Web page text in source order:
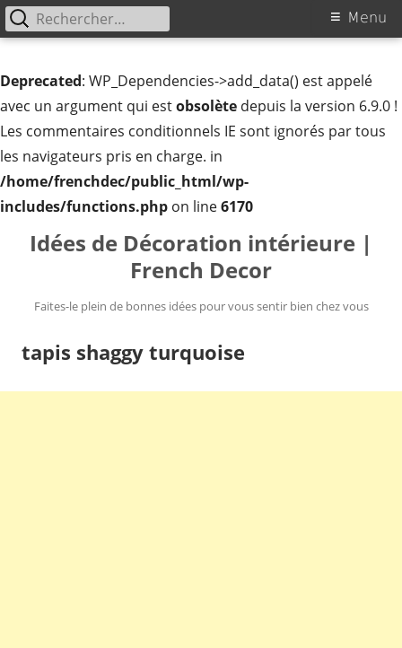
Deprecated: WP_Dependencies->add_data() est appelé
avec un argument qui estobsolète depuis la version 6.9.0 !
Les commentaires conditionnels IE sont ignorés par tous
les navigateurs pris en charge. in
/home/frenchdec/public_html/wp-
includes/functions.php on line6170
Idées de Décoration intérieure |
French Decor
Faites-le plein de bonnes idées pour vous sentir bien chez vous
Menu
Menu
Rechercher :
tapis shaggy turquoise